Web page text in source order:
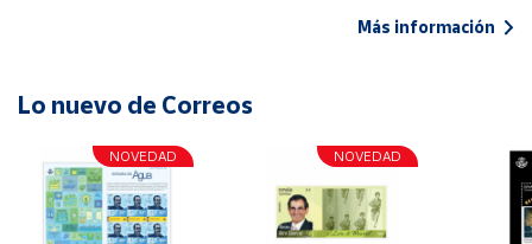
Más información
Lo nuevo de Correos
NOVEDAD NOVEDAD